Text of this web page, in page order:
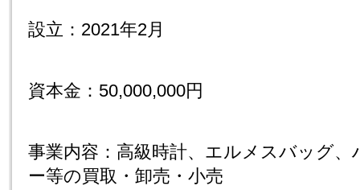
設立：2021年2月
資本金：50,000,000円
事業内容：高級時計、エルメスバッグ
ー等の買取・卸売・小売